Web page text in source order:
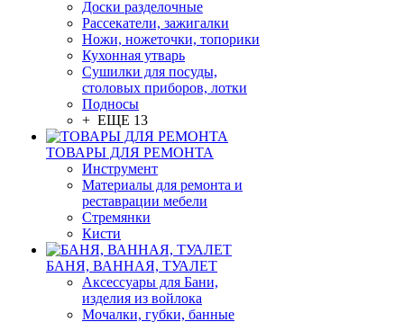
Доски разделочные
Рассекатели, зажигалки
Ножи, ножеточки, топорики
Кухонная утварь
Сушилки для посуды,
столовых приборов, лотки
Подносы
+ ЕЩЕ 13
ТОВАРЫ ДЛЯ РЕМОНТА
Инструмент
Материалы для ремонта и
реставрации мебели
Стремянки
Кисти
БАНЯ, ВАННАЯ, ТУАЛЕТ
Аксессуары для Бани,
изделия из войлока
Мочалки, губки, банные